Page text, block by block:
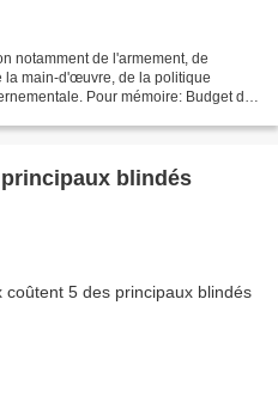
notamment de l'armement, de
la main-d'œuvre, de la politique
Pour mémoire: Budget de
blindés